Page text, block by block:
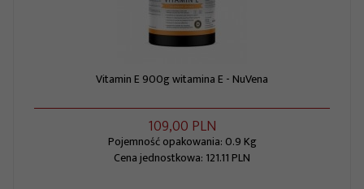
Vitamin E 900g witamina E - NuVena
109,00 PLN
Pojemność opakowania: 0.9 Kg
Cena jednostkowa: 121.11 PLN